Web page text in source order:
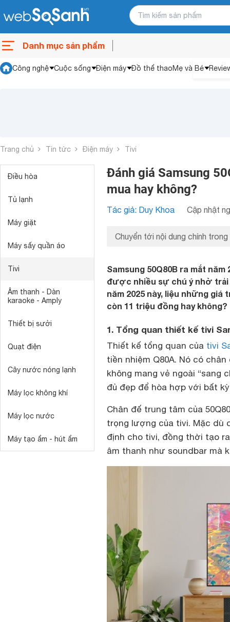
Danh mục sản phẩm
Công nghệ Cuộc sống Điện máy Đồ thể thaoMẹ và Bé
Trang chủ Tin tức Điện máy Tivi
Điều hòa
Tủ lạnh
Máy giặt
Máy sấy quần áo
Tivi
Âm thanh - Dàn
karaoke - Amply
Thiết bị sưởi
Quạt điện
Cây nước nóng lạnh
Máy lọc không khí
Máy lọc nước
Máy tạo ẩm - hút ẩm
Đánh giá Samsung
mua hay không?
Tác giả: Duy Khoa Cập nhật
Chuyển tới nội dung chính trong
Samsung 50Q80B ra mắt
được nhiều sự chú ý nhờ trải
năm 2025 này, liệu những
còn 11 triệu đồng hay không?
1. Tổng quan thiết kế tivi
Thiết kế tổng quan của tivi
tiền nhiệm Q80A. Nó có
không mang vẻ ngoài “sang
đủ đẹp để hòa hợp với bất
Chân đế trung tâm của
trọng lượng của tivi. Mặc dù
định cho tivi, đồng thời tạo
âm thanh như soundbar mà